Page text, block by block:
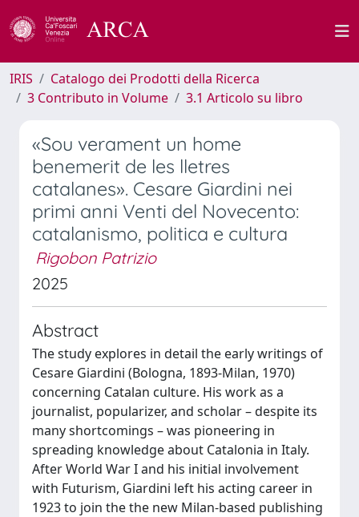
IRIS
Catalogo dei Prodotti della Ricerca
3 Contributo in Volume
3.1 Articolo su libro
«Sou verament un home
benemerit de les lletres
catalanes». Cesare Giardini nei
primi anni Venti del Novecento:
catalanismo, politica e cultura
Rigobon Patrizio
2025
Abstract
The study explores in detail the early writings of
Cesare Giardini (Bologna, 1893-Milan, 1970)
concerning Catalan culture. His work as a
journalist, popularizer, and scholar – despite its
many shortcomings – was pioneering in
spreading knowledge about Catalonia in Italy.
After World War I and his initial involvement
with Futurism, Giardini left his acting career in
1923 to join the the new Milan-based publishing